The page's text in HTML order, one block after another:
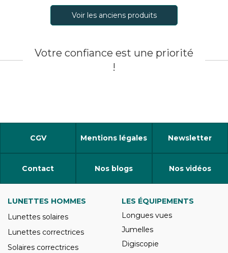
Voir les anciens produits
Votre confiance est une priorité
!
CGV Mentions légales Newsletter
Contact Nos blogs Nos vidéos
LUNETTES HOMMES
Lunettes solaires
Lunettes correctrices
Solaires correctrices
LES ÉQUIPEMENTS
Longues vues
Jumelles
Digiscopie